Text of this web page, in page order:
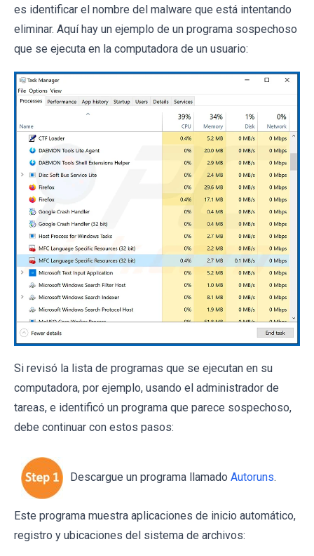
es identificar el nombre del malware que está intentando
eliminar. Aquí hay un ejemplo de un programa sospechoso
que se ejecuta en la computadora de un usuario:
Si revisó la lista de programas que se ejecutan en su
computadora, por ejemplo, usando el administrador de
tareas, e identificó un programa que parece sospechoso,
debe continuar con estos pasos:
Descargue un programa llamado Autoruns.
Este programa muestra aplicaciones de inicio automático,
registro y ubicaciones del sistema de archivos: